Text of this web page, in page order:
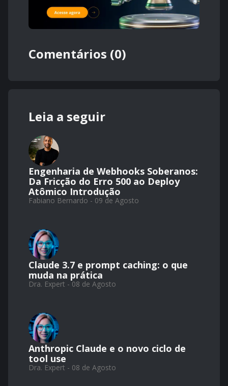
Comentários (0)
Leia a seguir
Engenharia de Webhooks Soberanos:
Da Fricção do Erro 500 ao Deploy
Atômico Introdução
Fabiano Bernardo - 09 de Agosto
Claude 3.7 e prompt caching: o que
muda na prática
Dra. Expert - 08 de Agosto
Anthropic Claude e o novo ciclo de
tool use
Dra. Expert - 08 de Agosto